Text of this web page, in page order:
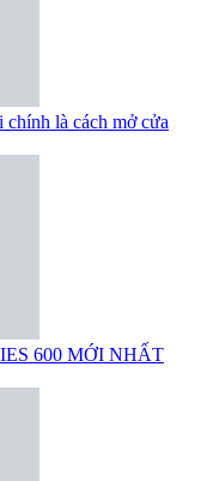
chính là cách mở cửa
600 MỚI NHẤT